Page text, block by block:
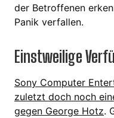
der Betroffenen
Panik verfallen.
Einstweilige
Sony Computer
zuletzt doch noch
gegen George Hotz.